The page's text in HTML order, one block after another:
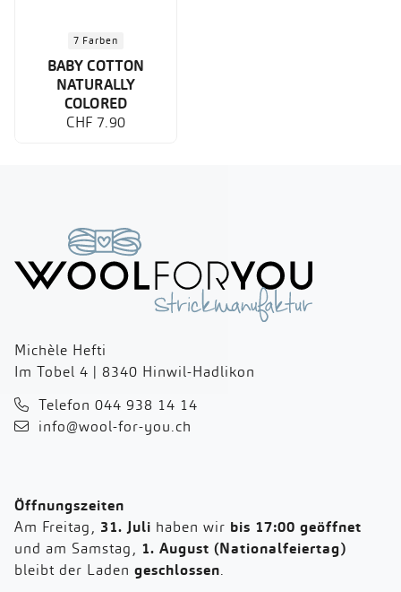
7 Farben
BABY COTTON
NATURALLY
COLORED
CHF 7.90
Michèle Hefti
Im Tobel 4 | 8340 Hinwil-Hadlikon
Telefon 044 938 14 14
info@wool-for-you.ch
Öffnungszeiten
Am Freitag, 31. Juli haben wir bis 17:00 geöffnet
und am Samstag, 1. August (Nationalfeiertag)
bleibt der Laden geschlossen.